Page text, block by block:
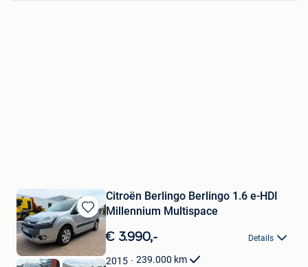
Bewaren
in
Mijn
Favorieten
Citroën Berlingo Berlingo 1.6 e-HDI
Millennium Multispace
€ 3.990,- Details
2015 239.000 km